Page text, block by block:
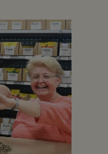
ersten,
zum
kann
Natur